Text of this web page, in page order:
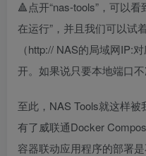
🔺点开“nas-tools”，可以
在运行”，并且我们可以试
（http:// NAS的局域网IP:
开。如果说只要本地端口
至此，NAS Tools就这样被
有了威联通Docker
容器联动应用程序的部署